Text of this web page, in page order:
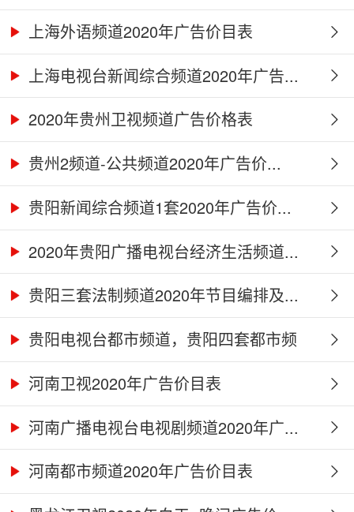
上海外语频道2020年广告价目表
上海电视台新闻综合频道2020年广告...
2020年贵州卫视频道广告价格表
贵州2频道-公共频道2020年广告价...
贵阳新闻综合频道1套2020年广告价...
2020年贵阳广播电视台经济生活频道...
贵阳三套法制频道2020年节目编排及...
贵阳电视台都市频道，贵阳四套都市频
道...河南卫视2020年广告价目表
河南广播电视台电视剧频道2020年广...
河南都市频道2020年广告价目表